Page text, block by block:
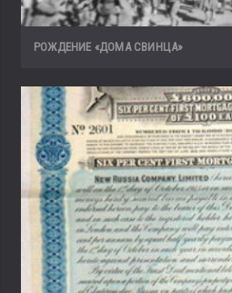
РОЖДЕНИЕ «ДОМА СВИНЦА»